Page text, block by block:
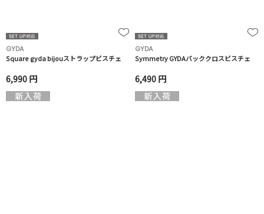
GYDA
Square gyda bijouストラップビスチェ
6,990 円
GYDA
Symmetry GYDAバッククロスビスチェ
6,490 円